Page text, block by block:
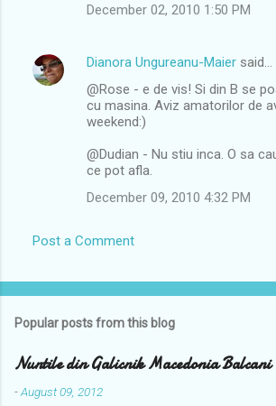
December 02, 2010 1:50 PM
Dianora Ungureanu-Maier said…
@Rose - e de vis! Si din B se
cu masina. Aviz amatorilor de
weekend:)
@Dudian - Nu stiu inca. O sa
ce pot afla.
December 09, 2010 4:32 PM
Post a Comment
Popular posts from this blog
Nuntile din Galicnik Macedonia Balcani
-August 09, 2012